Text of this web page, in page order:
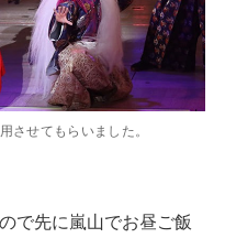
させてもらいました。
で先に嵐山でお昼ご飯